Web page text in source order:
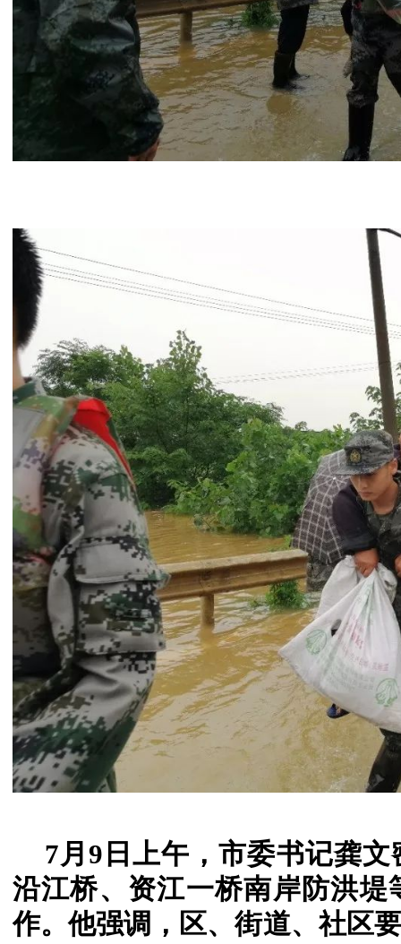
7月9日上午，市委书记龚
沿江桥、资江一桥南岸防洪
作。他强调，区、街道、社区